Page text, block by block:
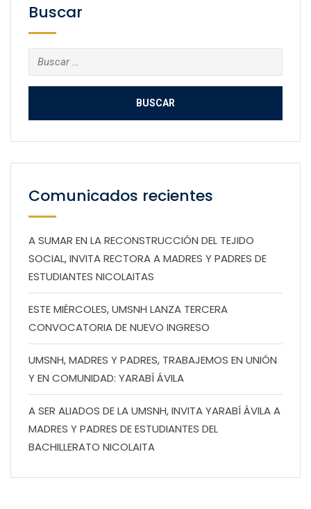
Buscar
Buscar:
Comunicados recientes
A SUMAR EN LA RECONSTRUCCIÓN DEL TEJIDO
SOCIAL, INVITA RECTORA A MADRES Y PADRES DE
ESTUDIANTES NICOLAITAS
ESTE MIÉRCOLES, UMSNH LANZA TERCERA
CONVOCATORIA DE NUEVO INGRESO
UMSNH, MADRES Y PADRES, TRABAJEMOS EN UNIÓN
Y EN COMUNIDAD: YARABÍ ÁVILA
A SER ALIADOS DE LA UMSNH, INVITA YARABÍ ÁVILA A
MADRES Y PADRES DE ESTUDIANTES DEL
BACHILLERATO NICOLAITA